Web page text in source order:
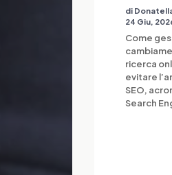
di
24 Giu,
Come
ricerca
evitare
SEO,
Search